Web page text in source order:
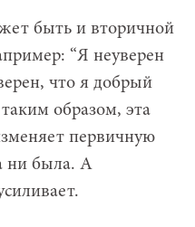
быть и вторичной
“Я неуверен
что я добрый
образом, эта
первичную
ни была. А